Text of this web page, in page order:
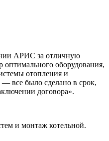
АРИС за отличную
оптимального оборудования,
отопления и
— все было сделано в срок,
договора».
и монтаж котельной.